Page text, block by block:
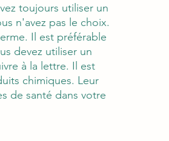
toujours utiliser un
n'avez pas le choix.
Il est préférable
devez utiliser un
à la lettre. Il est
chimiques. Leur
de santé dans votre